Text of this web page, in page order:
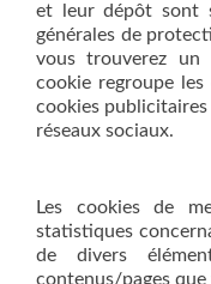
et leur dépôt sont
générales de
vous trouverez un
cookie regroupe les
cookies publicitaires
réseaux sociaux.
Les cookies de
statistiques
de divers
contenus/pages que